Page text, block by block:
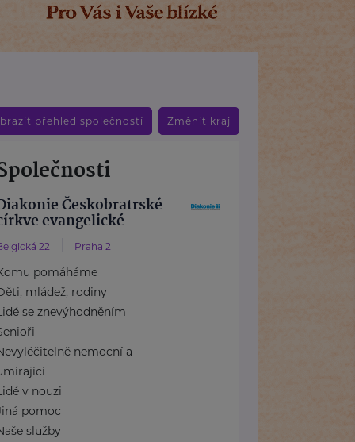
přehled společností Změnit kraj
Českobratrské
evangelické
22 Praha 2
pomáháme
mládež, rodiny
se znevýhodněním
nemocní a
v nouzi
pomoc
služby